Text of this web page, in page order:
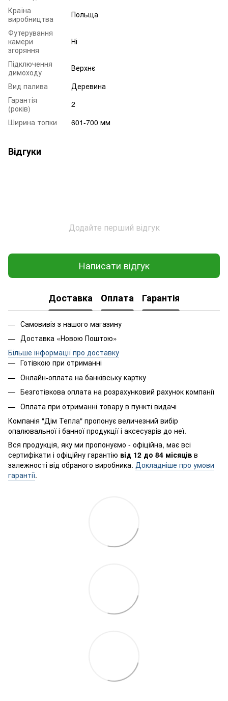
Країна
виробництва
Польща
Футерування
камери
згоряння
Ні
Підключення
димоходу
Верхнє
Вид палива
Деревина
Гарантія
(років)
2
Ширина топки
601-700 мм
Відгуки
Додайте перший відгук
Написати відгук
Доставка Оплата Гарантія
Самовивіз з нашого магазину
Доставка «Новою Поштою»
Більше інформації про доставку
Готівкою при отриманні
Онлайн-оплата на банківську картку
Безготівкова оплата на розрахунковий рахунок компанії
Оплата при отриманні товару в пункті видачі
Компанія "Дім Тепла" пропонує величезний вибір
опалювальної і банної продукції і аксесуарів до неї.
Вся продукція, яку ми пропонуємо - офіційна, має всі
сертифікати і офіційну гарантію від 12 до 84 місяців в
залежності від обраного виробника. Докладніше про умови
гарантії.